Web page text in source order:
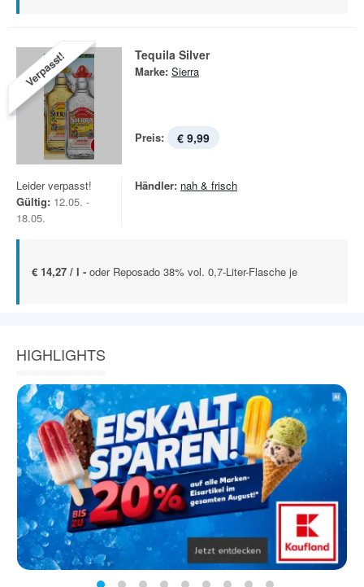
Verpasst! Tequila Silver
Marke: Sierra
Preis: € 9,99
Leider verpasst!
Gültig: 12.05. -
18.05.
Händler: nah & frisch
€ 14,27 / l - oder Reposado 38% vol. 0,7-Liter-Flasche je
HIGHLIGHTS